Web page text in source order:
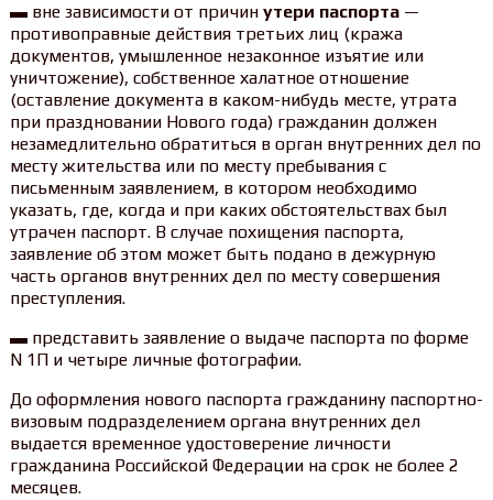
▬ вне зависимости от причин утери паспорта—
противоправные действия третьих лиц (кража
документов, умышленное незаконное изъятие или
уничтожение), собственное халатное отношение
(оставление документа в каком-нибудь месте, утрата
при праздновании Нового года) гражданин должен
незамедлительно обратиться в орган внутренних дел по
месту жительства или по месту пребывания с
письменным заявлением, в котором необходимо
указать, где, когда и при каких обстоятельствах был
утрачен паспорт. В случае похищения паспорта,
заявление об этом может быть подано в дежурную
часть органов внутренних дел по месту совершения
преступления.
▬ представить заявление о выдаче паспорта по форме
N 1П и четыре личные фотографии.
До оформления нового паспорта гражданину паспортно-
визовым подразделением органа внутренних дел
выдается временное удостоверение личности
гражданина Российской Федерации на срок не более 2
месяцев.